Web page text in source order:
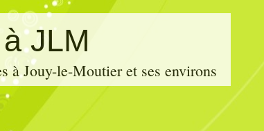
JLM
à Jouy-le-Moutier et ses environs